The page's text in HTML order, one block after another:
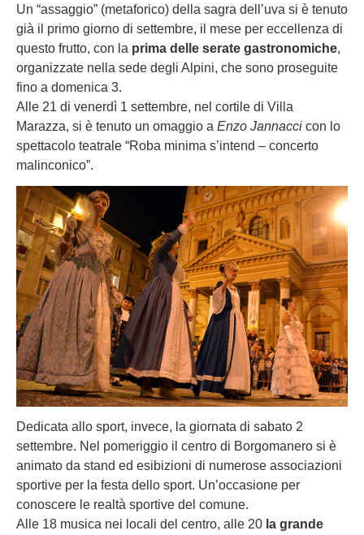
Un “assaggio” (metaforico) della sagra dell’uva si è tenuto
già il primo giorno di settembre, il mese per eccellenza di
questo frutto, con la prima delle serate gastronomiche,
organizzate nella sede degli Alpini, che sono proseguite
fino a domenica 3.
Alle 21 di venerdì 1 settembre, nel cortile di Villa
Marazza, si è tenuto un omaggio a Enzo Jannacci con lo
spettacolo teatrale “Roba minima s’intend – concerto
malinconico”.
Dedicata allo sport, invece, la giornata di sabato 2
settembre. Nel pomeriggio il centro di Borgomanero si è
animato da stand ed esibizioni di numerose associazioni
sportive per la festa dello sport. Un’occasione per
conoscere le realtà sportive del comune.
Alle 18 musica nei locali del centro, alle 20 la grande